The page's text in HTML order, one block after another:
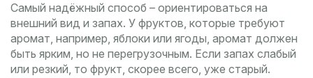
Самый надёжный способ – ориентироваться на
внешний вид и запах. У фруктов, которые требуют
аромат, например, яблоки или ягоды, аромат должен
быть ярким, но не перегрузочным. Если запах слабый
или резкий, то фрукт, скорее всего, уже старый.